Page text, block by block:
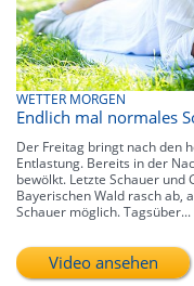
WETTER MORGEN
Endlich mal normales
Der Freitag bringt nach den
Entlastung. Bereits in der
bewölkt. Letzte Schauer
Bayerischen Wald rasch ab,
Schauer möglich. Tagsüber...
Video ansehen